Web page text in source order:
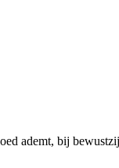
ademt, bij